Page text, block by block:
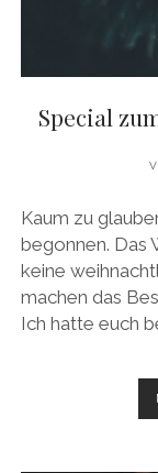
Special
Kaum zu
begonnen. Das
keine
machen das
Ich hatte euch